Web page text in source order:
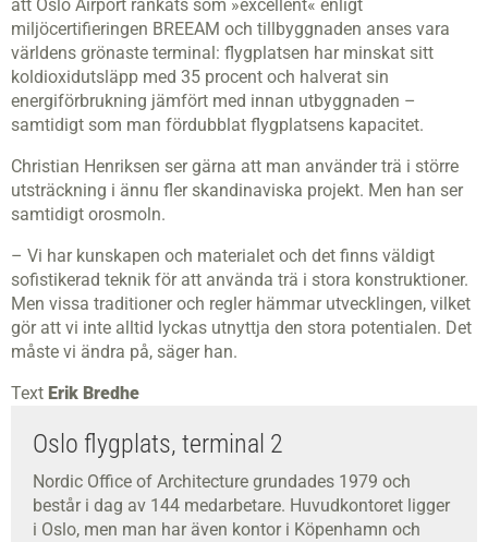
att Oslo Airport rankats som »excellent« enligt
miljöcertifieringen BREEAM och tillbyggnaden anses vara
världens grönaste terminal: flygplatsen har minskat sitt
koldioxidutsläpp med 35 procent och halverat sin
energiförbrukning jämfört med innan utbyggnaden –
samtidigt som man fördubblat flygplatsens kapacitet.
Christian Henriksen ser gärna att man använder trä i större
utsträckning i ännu fler skandinaviska projekt. Men han ser
samtidigt orosmoln.
– Vi har kunskapen och materialet och det finns väldigt
sofistikerad teknik för att använda trä i stora konstruktioner.
Men vissa traditioner och regler hämmar utvecklingen, vilket
gör att vi inte alltid lyckas utnyttja den stora potentialen. Det
måste vi ändra på, säger han.
Text Erik Bredhe
Oslo flygplats, terminal 2
Nordic Office of Architecture grundades 1979 och
består i dag av 144 medarbetare. Huvudkontoret ligger
i Oslo, men man har även kontor i Köpenhamn och